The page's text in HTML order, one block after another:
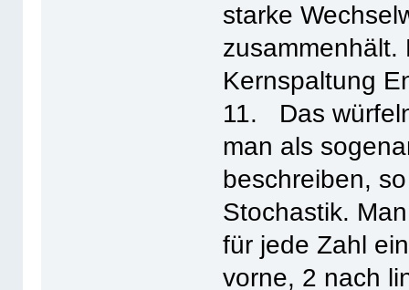
starke
zusammenhält.
Kernspaltung
11. Das
man als
beschreiben,
Stochastik.
für jede Zahl
vorne, 2 nach